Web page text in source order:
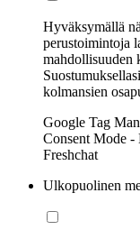
Hyväksymällä
perustoimintoja
mahdollisuuden
kolmansien
Google Tag
Consent Mode
Freshchat
Ulkopuolinen